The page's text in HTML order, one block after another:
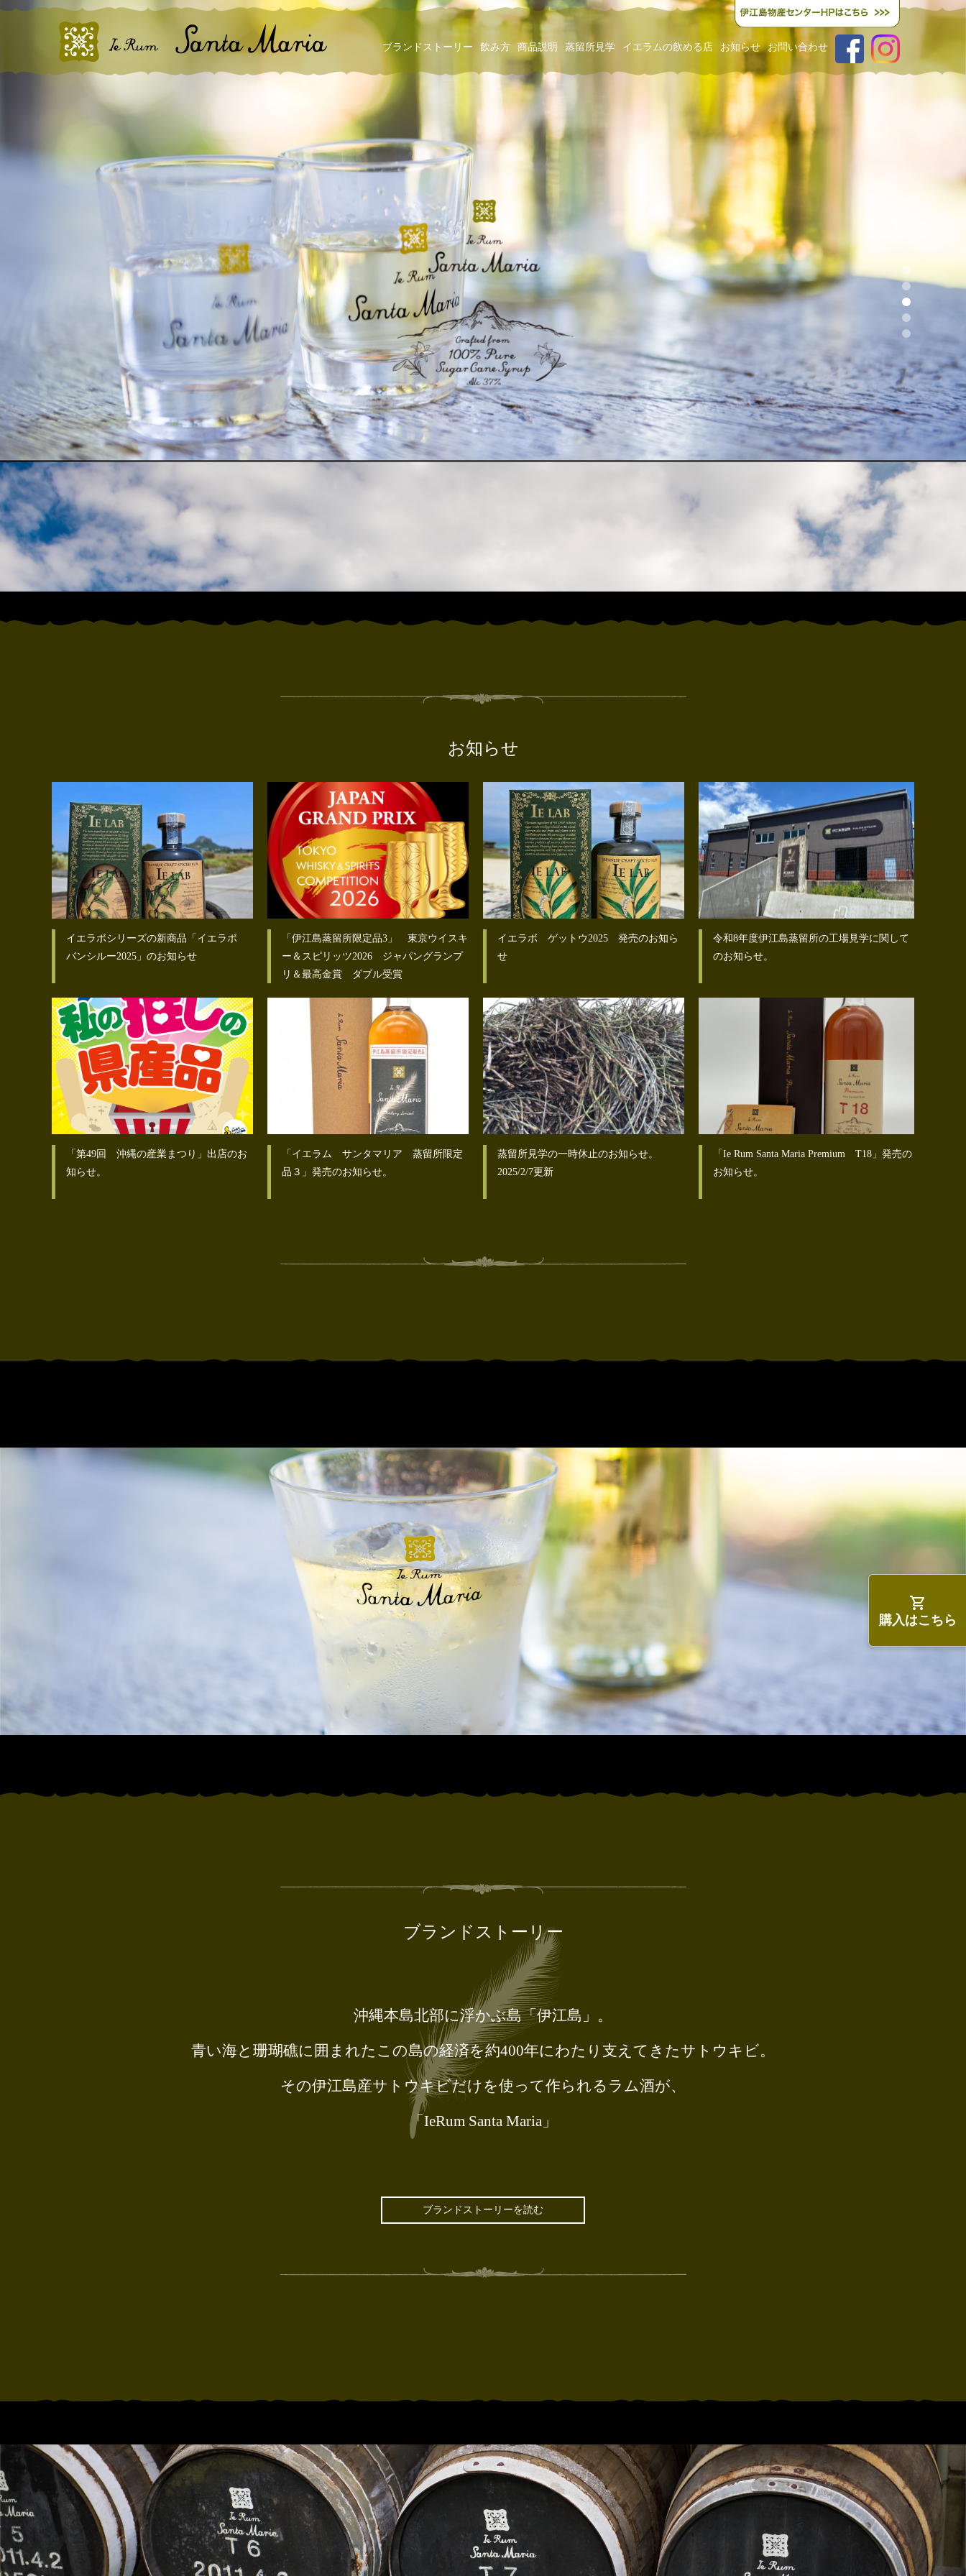
ブランドストーリー 飲み方 商品説明 蒸留所見学 イエラムの飲める店 お知らせ お問い合わせ
お知らせ
イエラボシリーズの新商品「イエラボ
バンシルー2025」のお知らせ
「伊江島蒸留所限定品3」 東京ウイスキ
ー＆スピリッツ2026 ジャパングランプ
リ＆最高金賞 ダブル受賞
イエラボ ゲットウ2025 発売のお知ら
せ
令和8年度伊江島蒸留所の工場見学に関して
のお知らせ。
「第49回 沖縄の産業まつり」出店のお
知らせ。
「イエラム サンタマリア 蒸留所限定
品３」発売のお知らせ。
蒸留所見学の一時休止のお知らせ。
2025/2/7更新
「Ie Rum Santa Maria Premium T18」発売の
お知らせ。
ブランドストーリー
沖縄本島北部に浮かぶ島「伊江島」。
青い海と珊瑚礁に囲まれたこの島の経済を約400年にわたり支えてきたサトウキビ。
その伊江島産サトウキビだけを使って作られるラム酒が、
「IeRum Santa Maria」
ブランドストーリーを読む
購入はこちら